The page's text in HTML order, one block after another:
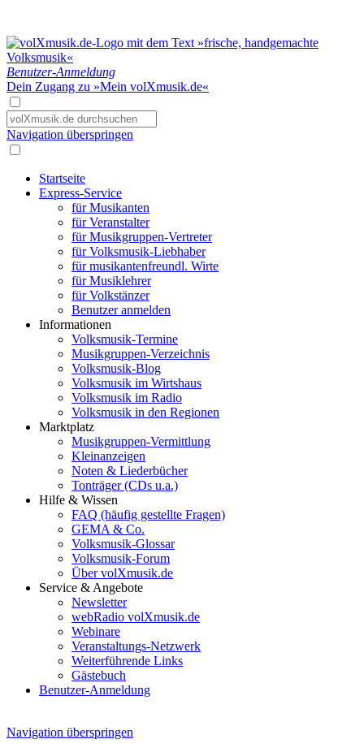
Benutzer-Anmeldung
Dein Zugang zu »Mein volXmusik.de«
Navigation überspringen
Startseite
Express-Service
für Musikanten
für Veranstalter
für Musikgruppen-Vertreter
für Volksmusik-Liebhaber
für musikantenfreundl. Wirte
für Musiklehrer
für Volkstänzer
Benutzer anmelden
Informationen
Volksmusik-Termine
Musikgruppen-Verzeichnis
Volksmusik-Blog
Volksmusik im Wirtshaus
Volksmusik im Radio
Volksmusik in den Regionen
Marktplatz
Musikgruppen-Vermittlung
Kleinanzeigen
Noten & Liederbücher
Tonträger (CDs u.a.)
Hilfe & Wissen
FAQ (häufig gestellte Fragen)
GEMA & Co.
Volksmusik-Glossar
Volksmusik-Forum
Über volXmusik.de
Service & Angebote
Newsletter
webRadio volXmusik.de
Webinare
Veranstaltungs-Netzwerk
Weiterführende Links
Gästebuch
Benutzer-Anmeldung
Navigation überspringen